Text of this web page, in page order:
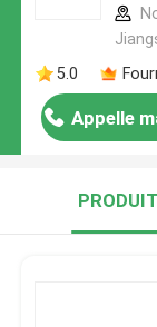
5.0
Appelle